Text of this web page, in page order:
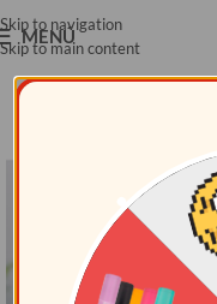
Skip to navigation
Skip to main content
MENÚ